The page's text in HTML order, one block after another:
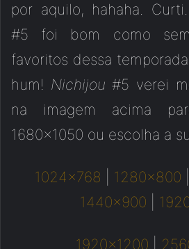
por aquilo, hahaha. Curti.
#5 foi bom como
favoritos dessa
hum! Nichijou#5 verei
na imagem acima
1680×1050 ou escolha a
1024×768 1280×800
1440×900
1920×1200